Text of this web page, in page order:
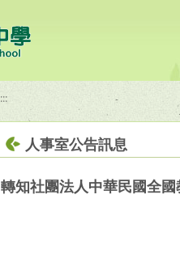
:::
人事室公告訊息
轉知社團法人中華民國全